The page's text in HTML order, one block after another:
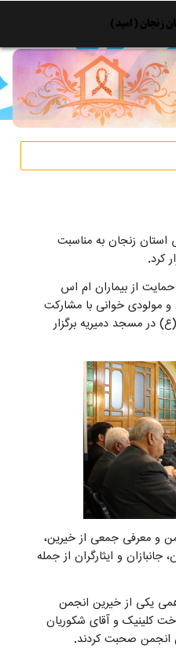
استان زنجان به مناسبت
کرد.
از بیماران ام اس
مولودی خوانی با مشارکت
در مسجد دمیریه برگزار
و معرفی جمعی از خیرین،
و ایثارگران از جمله
یکی از خیرین انجمن
کلینیک و آقای شکوریان
انجمن صحبت کردند.